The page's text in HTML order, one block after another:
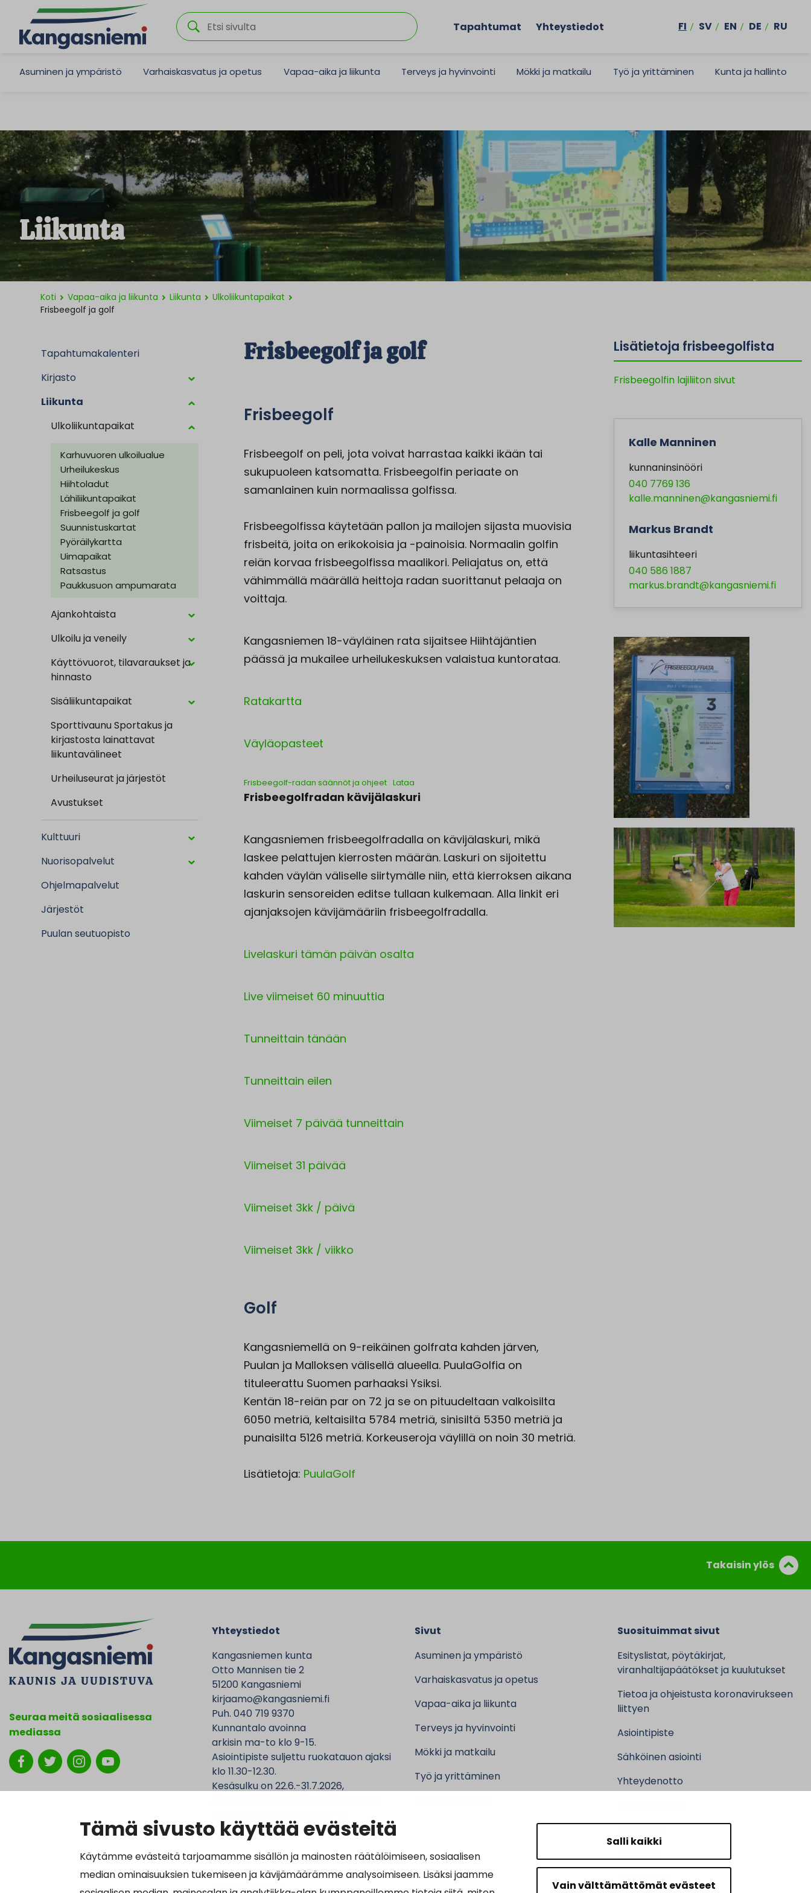
Tämä sivusto käyttää evästeitä
Käytämme evästeitä tarjoamamme sisällön ja mainosten räätälöimiseen, sosiaalisen
median ominaisuuksien tukemiseen ja kävijämäärämme analysoimiseen. Lisäksi jaamme
Salli kaikki
Vain välttämättömät evästeet
Tapahtumat Yhteystiedot FI SV EN DE RU
Asuminen ja ympäristö Varhaiskasvatus ja opetus Vapaa-aika ja liikunta Terveys ja hyvinvointi Mökki ja matkailu Työ ja yrittäminen Kunta ja hallinto
Liikunta
Koti Vapaa-aika ja liikunta Liikunta
Ulkoliikuntapaikat
Frisbeegolf ja golf
Tapahtumakalenteri
Kirjasto
Liikunta
Ulkoliikuntapaikat
Karhuvuoren ulkoilualue
Urheilukeskus
Hiihtoladut
Lähiliikuntapaikat
Frisbeegolf ja golf
Suunnistuskartat
Pyöräilykartta
Uimapaikat
Ratsastus
Paukkusuon ampumarata
Ajankohtaista
Ulkoilu ja veneily
Käyttövuorot, tilavaraukset ja
hinnasto
Sisäliikuntapaikat
Sporttivaunu Sportakus ja
kirjastosta lainattavat
liikuntavälineet
Urheiluseurat ja järjestöt
Avustukset
Kulttuuri
Nuorisopalvelut
Ohjelmapalvelut
Järjestöt
Puulan seutuopisto
Frisbeegolf ja golf
Frisbeegolf
Frisbeegolf on peli, jota voivat harrastaa kaikki ikään tai
sukupuoleen katsomatta. Frisbeegolfin periaate on
samanlainen kuin normaalissa golfissa.
Frisbeegolfissa käytetään pallon ja mailojen sijasta muovisia
frisbeitä, joita on erikokoisia ja -painoisia. Normaalin golfin
reiän korvaa frisbeegolfissa maalikori. Peliajatus on, että
vähimmällä määrällä heittoja radan suorittanut pelaaja on
voittaja.
Kangasniemen 18-väyläinen rata sijaitsee Hiihtäjäntien
päässä ja mukailee urheilukeskuksen valaistua kuntorataa.
Ratakartta
Väyläopasteet
Frisbeegolf-radan säännöt ja ohjeet Lataa
Frisbeegolfradan kävijälaskuri
Kangasniemen frisbeegolfradalla on kävijälaskuri, mikä
laskee pelattujen kierrosten määrän. Laskuri on sijoitettu
kahden väylän väliselle siirtymälle niin, että kierroksen aikana
laskurin sensoreiden editse tullaan kulkemaan. Alla linkit eri
ajanjaksojen kävijämääriin frisbeegolfradalla.
Livelaskuri tämän päivän osalta
Live viimeiset 60 minuuttia
Tunneittain tänään
Tunneittain eilen
Viimeiset 7 päivää tunneittain
Viimeiset 31 päivää
Viimeiset 3kk / päivä
Viimeiset 3kk / viikko
Golf
Kangasniemellä on 9-reikäinen golfrata kahden järven,
Puulan ja Malloksen välisellä alueella. PuulaGolfia on
tituleerattu Suomen parhaaksi Ysiksi.
Kentän 18-reiän par on 72 ja se on pituudeltaan valkoisilta
6050 metriä, keltaisilta 5784 metriä, sinisiltä 5350 metriä ja
punaisilta 5126 metriä. Korkeuseroja väylillä on noin 30 metriä.
Lisätietoja: PuulaGolf
Lisätietoja frisbeegolfista
Frisbeegolfin lajiliiton sivut
Kalle Manninen
kunnaninsinööri
040 7769 136
kalle.manninen@kangasniemi.fi
Markus Brandt
liikuntasihteeri
040 586 1887
markus.brandt@kangasniemi.fi
Takaisin ylös
Seuraa meitä sosiaalisessa
mediassa
Yhteystiedot
Kangasniemen kunta
Otto Mannisen tie 2
51200 Kangasniemi
kirjaamo@kangasniemi.fi
Puh. 040 719 9370
Kunnantalo avoinna
arkisin ma-to klo 9-15.
Asiointipiste suljettu ruokatauon ajaksi
klo 11.30-12.30.
Kesäsulku on 22.6.-31.7.2026,
Laskutustiedot:
Sivut
Asuminen ja ympäristö
Varhaiskasvatus ja opetus
Vapaa-aika ja liikunta
Terveys ja hyvinvointi
Mökki ja matkailu
Työ ja yrittäminen
Suosituimmat sivut
Esityslistat, pöytäkirjat,
viranhaltijapäätökset ja kuulutukset
Tietoa ja ohjeistusta koronavirukseen
liittyen
Asiointipiste
Sähköinen asiointi
Yhteydenotto
Ruokalistat